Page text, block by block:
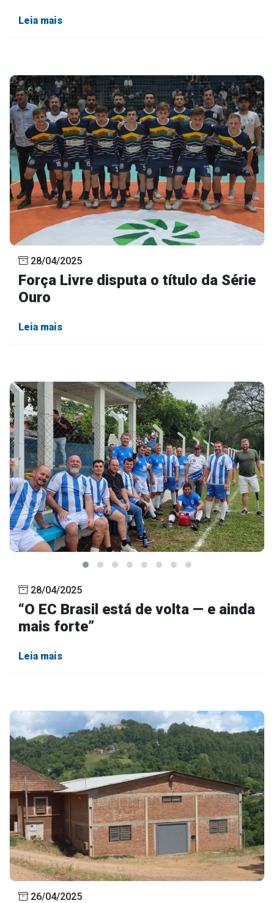
Leia mais
28/04/2025
Força Livre disputa o título da Série
Ouro
Leia mais
28/04/2025
“O EC Brasil está de volta — e ainda
mais forte”
Leia mais
26/04/2025